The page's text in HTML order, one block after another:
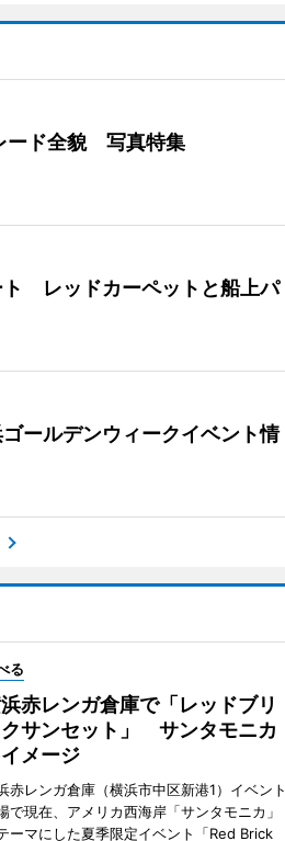
ード全貌 写真特集
ト レッドカーペットと船上パ
ールデンウィークイベント情
る
赤レンガ倉庫で「レッドブリ
クサンセット」 サンタモニカ
メージ
赤レンガ倉庫（横浜市中区新港1）イベント
で現在、アメリカ西海岸「サンタモニカ」
ーマにした夏季限定イベント「Red Brick